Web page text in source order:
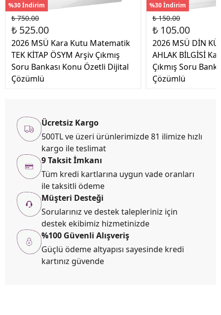
%30 İndirim
₺ 750.00
₺ 525.00
2026 MSÜ Kara Kutu Matematik
TEK KİTAP ÖSYM Arşiv Çıkmış
Soru Bankası Konu Özetli Dijital
Çözümlü
%30 İndirim
₺ 150.00
₺ 105.00
2026 MSÜ DİN
AHLAK BİLGİSİ
Çıkmış Soru
Çözümlü
Ücretsiz Kargo
500TL ve üzeri ürünlerimizde 81 ilimize hızlı
kargo ile teslimat
9 Taksit İmkanı
Tüm kredi kartlarına uygun vade oranları
ile taksitli ödeme
Müşteri Desteği
Sorularınız ve destek talepleriniz için
destek ekibimiz hizmetinizde
%100 Güvenli Alışveriş
Güçlü ödeme altyapısı sayesinde kredi
kartınız güvende